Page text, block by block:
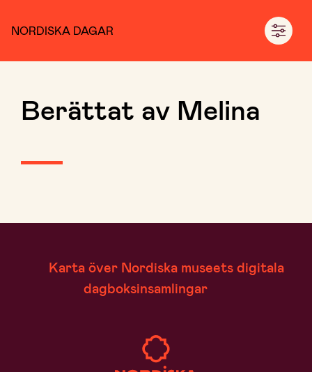
NORDISKA DAGAR
Berättat av Melina
Karta över Nordiska museets digitala
dagboksinsamlingar